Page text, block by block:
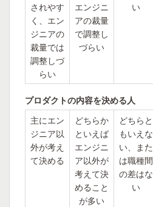
されやす
く、エン
ジニアの
裁量では
調整しづ
らい
エンジニ
アの裁量
で調整し
づらい
い
プロダクトの内容を決める人
主にエン
ジニア以
外が考え
て決める
どちらか
といえば
エンジニ
ア以外が
考えて決
めること
が多い
どちらと
もいえな
い、また
は職種間
の差はな
い